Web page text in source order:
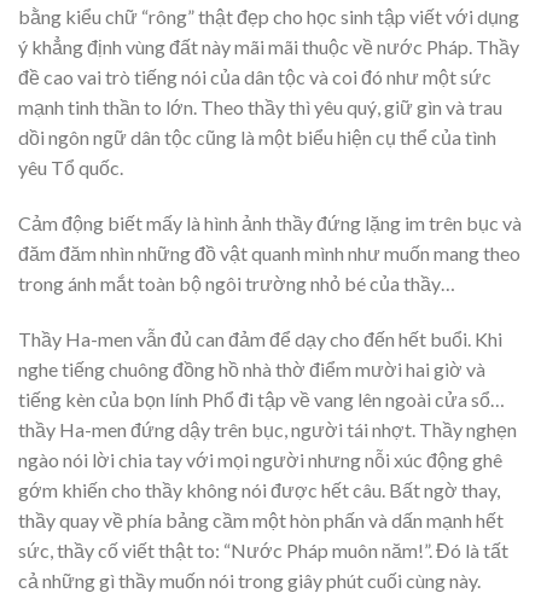
bằng kiểu chữ “rông” thật đẹp cho học sinh tập viết với dụng
ý khẳng định vùng đất này mãi mãi thuộc về nước Pháp. Thầy
đề cao vai trò tiếng nói của dân tộc và coi đó như một sức
mạnh tinh thần to lớn. Theo thầy thì yêu quý, giữ gìn và trau
dồi ngôn ngữ dân tộc cũng là một biểu hiện cụ thể của tình
yêu Tổ quốc.
Cảm động biết mấy là hình ảnh thầy đứng lặng im trên bục và
đăm đăm nhìn những đồ vật quanh mình như muốn mang theo
trong ánh mắt toàn bộ ngôi trường nhỏ bé của thầy…
Thầy Ha-men vẫn đủ can đảm để dạy cho đến hết buổi. Khi
nghe tiếng chuông đồng hồ nhà thờ điểm mười hai giờ và
tiếng kèn của bọn lính Phổ đi tập về vang lên ngoài cửa sổ…
thầy Ha-men đứng dậy trên bục, người tái nhợt. Thầy nghẹn
ngào nói lời chia tay với mọi người nhưng nỗi xúc động ghê
gớm khiến cho thầy không nói được hết câu. Bất ngờ thay,
thầy quay về phía bảng cầm một hòn phấn và dấn mạnh hết
sức, thầy cố viết thật to: “Nước Pháp muôn năm!”. Đó là tất
cả những gì thầy muốn nói trong giây phút cuối cùng này.